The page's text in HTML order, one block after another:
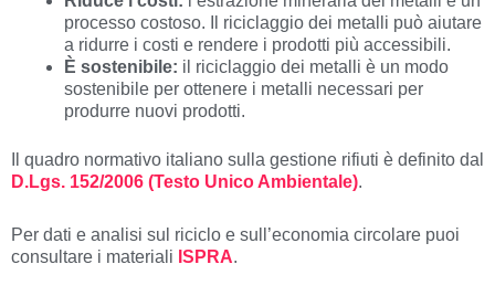
processo costoso. Il riciclaggio dei metalli può aiutare
a ridurre i costi e rendere i prodotti più accessibili.
È sostenibile: il riciclaggio dei metalli è un modo
sostenibile per ottenere i metalli necessari per
produrre nuovi prodotti.
Il quadro normativo italiano sulla gestione rifiuti è definito dal
D.Lgs. 152/2006 (Testo Unico Ambientale).
Per dati e analisi sul riciclo e sull’economia circolare puoi
consultare i materiali ISPRA.